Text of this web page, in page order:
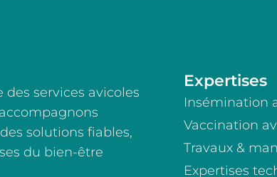
des services avicoles
solutions fiables,
du bien-être
Expertises
Insémination
Vaccination
Travaux &
Expertises